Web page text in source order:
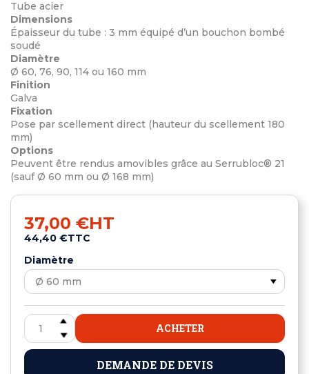
Tube acier
Dimensions
Épaisseur du tube : 3 mm équipé d’un bouchon bombé
soudé
Diamètre
Ø 60, 76, 90, 114 ou 160 mm
Finition
Galva
Fixation
Pose par scellement direct (hauteur du scellement 180
mm)
Options
Peuvent être rendus amovibles grâce au Serrubloc® 21
(sauf Ø 60 mm ou Ø 168 mm)
37,00 €HT
44,40 €TTC
Diamètre
ACHETER
DEMANDE DE DEVIS